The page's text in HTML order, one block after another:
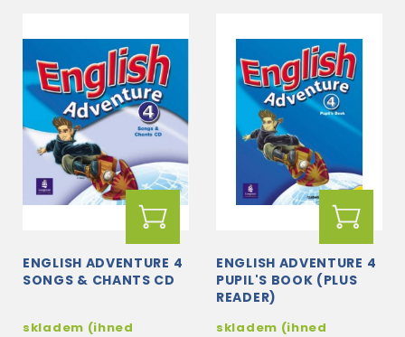
ENGLISH ADVENTURE 4
SONGS & CHANTS CD
skladem (ihned
ENGLISH ADVENTURE 4
PUPIL'S BOOK (PLUS
READER)
skladem (ihned